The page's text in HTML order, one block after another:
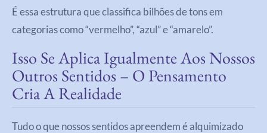
É essa estrutura que classifica bilhões de tons em
categorias como “vermelho”, “azul” e “amarelo”.
Isso Se Aplica Igualmente Aos Nossos
Outros Sentidos – O Pensamento
Cria A Realidade
Tudo o que nossos sentidos apreendem é alquimizado